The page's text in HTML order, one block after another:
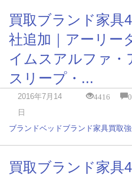
買取ブランド家具4
社追加｜アーリー
イムスアルファ・
スリープ・...
2016年7月14
日
4416 0
ブランドベッドブランド家具買取
買取ブランド家具4